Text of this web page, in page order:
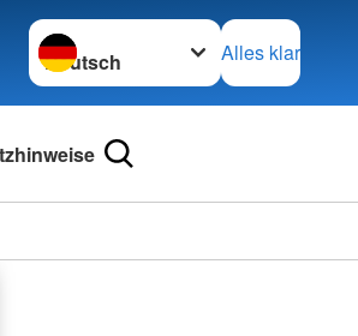
Sprache wechseln zu
Alles klar